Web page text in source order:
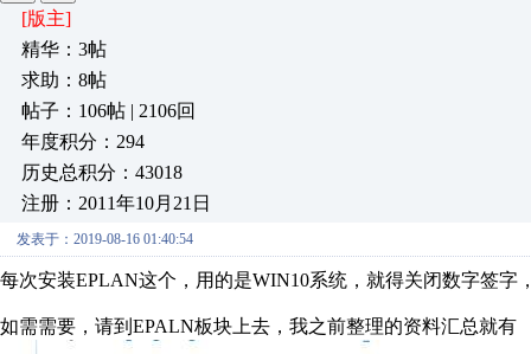
[版主]
精华：3帖
求助：8帖
帖子：106帖 | 2106回
年度积分：294
历史总积分：43018
注册：2011年10月21日
发表于：2019-08-16 01:40:54
每次安装EPLAN这个，用的是WIN10系统，就得关闭数字签
如需需要，请到EPALN板块上去，我之前整理的资料汇总就有